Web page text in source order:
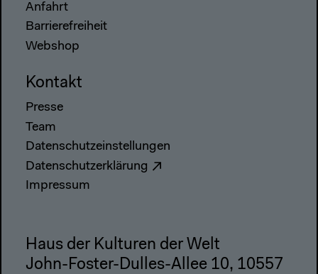
Anfahrt
Barrierefreiheit
Webshop
Kontakt
Presse
Team
Datenschutzeinstellungen
Datenschutzerklärung
Impressum
Haus der Kulturen der Welt
John-Foster-Dulles-Allee 10, 10557